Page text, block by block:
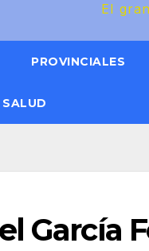
El
PROVINCIALES
SALUD
García